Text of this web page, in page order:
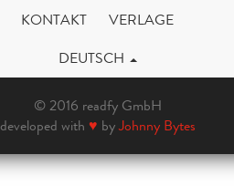
KONTAKT
VERLAGE
DEUTSCH
© 2016 readfy GmbH
developed with ♥ byJohnny Bytes